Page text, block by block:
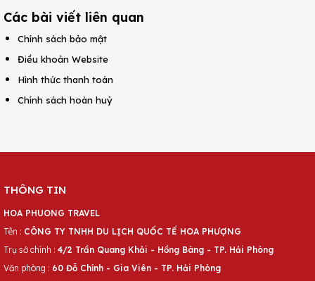
Các bài viết liên quan
Chính sách bảo mật
Điều khoản Website
Hình thức thanh toán
Chính sách hoàn huỷ
THÔNG TIN
HOA PHUONG TRAVEL
Tên : CÔNG TY TNHH DU LỊCH QUỐC TẾ HOA PHƯỢNG
Trụ sở chính : 4/2 Trần Quang Khải - Hồng Bàng - TP. Hải Phòng
Văn phòng : 60 Đỗ Chính - Gia Viên - TP. Hải Phòng